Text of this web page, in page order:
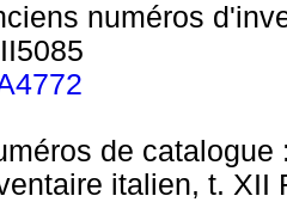
numéros
de catalogue
italien, t. XII